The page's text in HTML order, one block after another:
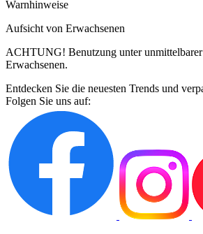
Warnhinweise
Aufsicht von Erwachsenen
ACHTUNG! Benutzung unter
Erwachsenen.
Entdecken Sie die neuesten Trends und
Folgen Sie uns auf: